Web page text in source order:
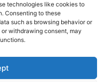
technologies like cookies to
Consenting to these
such as browsing behavior or
withdrawing consent, may